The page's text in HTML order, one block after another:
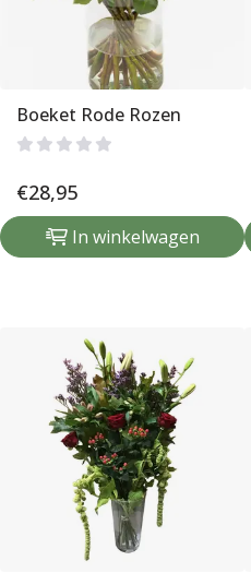
Boeket Rode Rozen
€28,95
In winkelwagen